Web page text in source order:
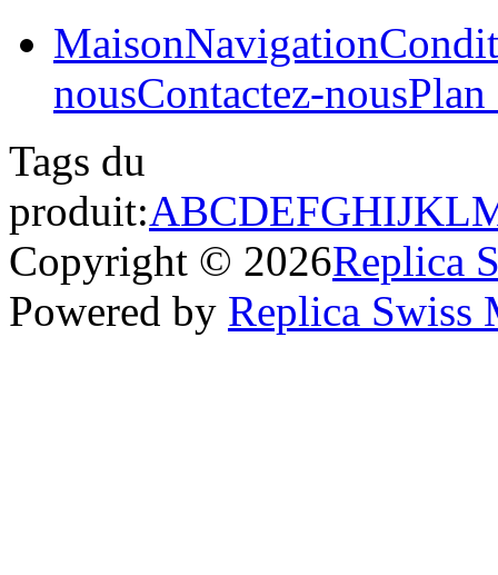
MaisonNavigation
nousContactez-nousPlan
Tags du
produit:ABCDEFGHIJKL
Copyright © 2026Replica
Powered by Replica Swiss